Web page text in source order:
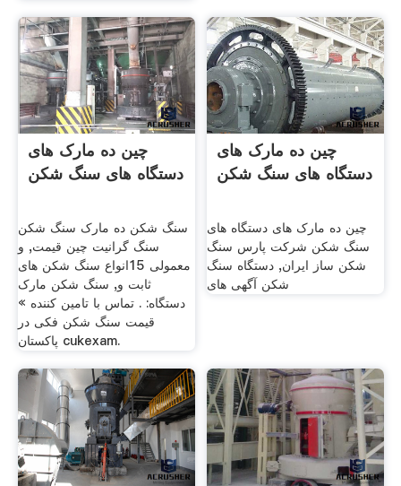
چین ده مارک های
دستگاه های سنگ شکن
سنگ شکن ده مارک سنگ شکن
سنگ گرانیت چین قیمت, و
معمولی 15انواع سنگ شکن های
ثابت و, سنگ شکن مارک
دستگاه: . تماس با تامین کننده »
قیمت سنگ شکن فکی در
پاکستان cukexam.
چین ده مارک های
دستگاه های سنگ شکن
چین ده مارک های دستگاه های
سنگ شکن شرکت پارس سنگ
شکن ساز ایران, دستگاه سنگ
شكن آگهی های